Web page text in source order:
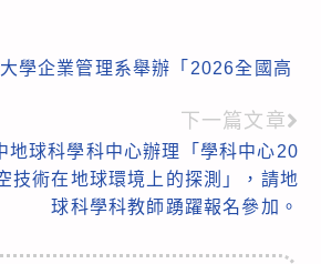
學企業管理系舉辦「2026全國高
下一篇文章
地球科學科中心辦理「學科中心20
技術在地球環境上的探測」，請地
球科學科教師踴躍報名參加。